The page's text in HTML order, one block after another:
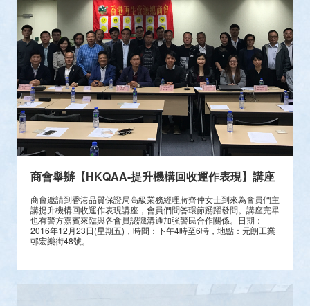
商會舉辦【HKQAA-提升機構回收運作表現】講座
商會邀請到香港品質保證局高級業務經理蔣齊仲女士到來為會員們主
講提升機構回收運作表現講座，會員們問答環節踴躍發問。講座完畢
也有警方嘉賓來臨與各會員認識溝通加強警民合作關係。日期：
2016年12月23日(星期五)，時間：下午4時至6時，地點：元朗工業
邨宏樂街48號。